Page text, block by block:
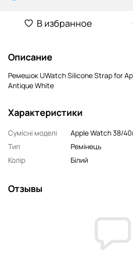
В избранное
Описание
Ремешок UWatch Silicone Strap for
Antique White
Характеристики
Сумісні моделі
Apple Watch 38/
Тип
Ремінець
Колір
Білий
Отзывы